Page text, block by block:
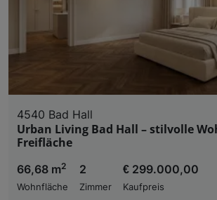
4540 Bad Hall
Urban Living Bad Hall – stilvolle
Freifläche
66,68 m2
Wohnfläche
2
Zimmer
€ 299.000,00
Kaufpreis